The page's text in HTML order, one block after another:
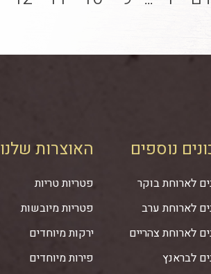
נוספים
לארוחת בוקר
לארוחת ערב
לארוחת צהריים
לבראנץ
האוצרות שלנו
פטריות טריות
פטריות מיובשות
ירקות מיוחדים
פירות מיוחדים